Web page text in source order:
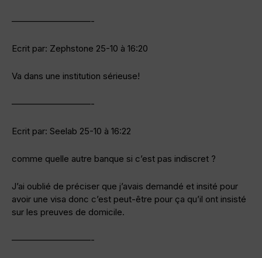
—————————-
Ecrit par: Zephstone 25-10 à 16:20
Va dans une institution sérieuse!
—————————-
Ecrit par: Seelab 25-10 à 16:22
comme quelle autre banque si c’est pas indiscret ?
J’ai oublié de préciser que j’avais demandé et insité pour
avoir une visa donc c’est peut-être pour ça qu’il ont insisté
sur les preuves de domicile.
—————————-